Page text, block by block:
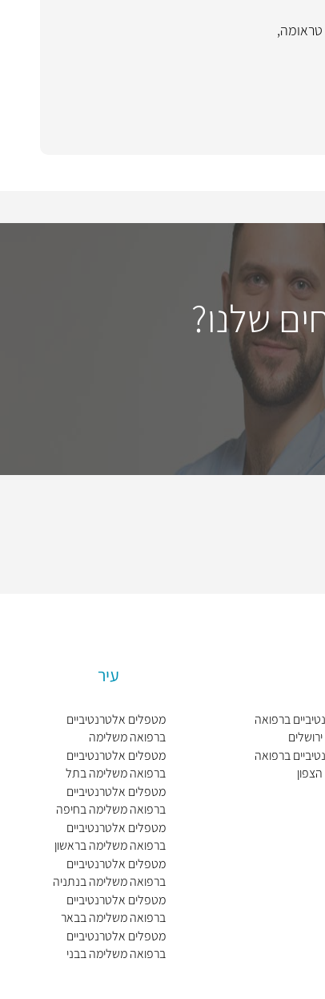
טראומה,
שלנו?
ברפואה
ברפואה
עיר
מטפלים אלטרנטיביים
ברפואה משלימה
בירושלים
מטפלים אלטרנטיביים
ברפואה משלימה בתל
אביב יפו
מטפלים אלטרנטיביים
ברפואה משלימה בחיפה
מטפלים אלטרנטיביים
ברפואה משלימה בראשון
לציון
מטפלים אלטרנטיביים
ברפואה משלימה בנתניה
מטפלים אלטרנטיביים
ברפואה משלימה בבאר
שבע
מטפלים אלטרנטיביים
ברפואה משלימה בבני